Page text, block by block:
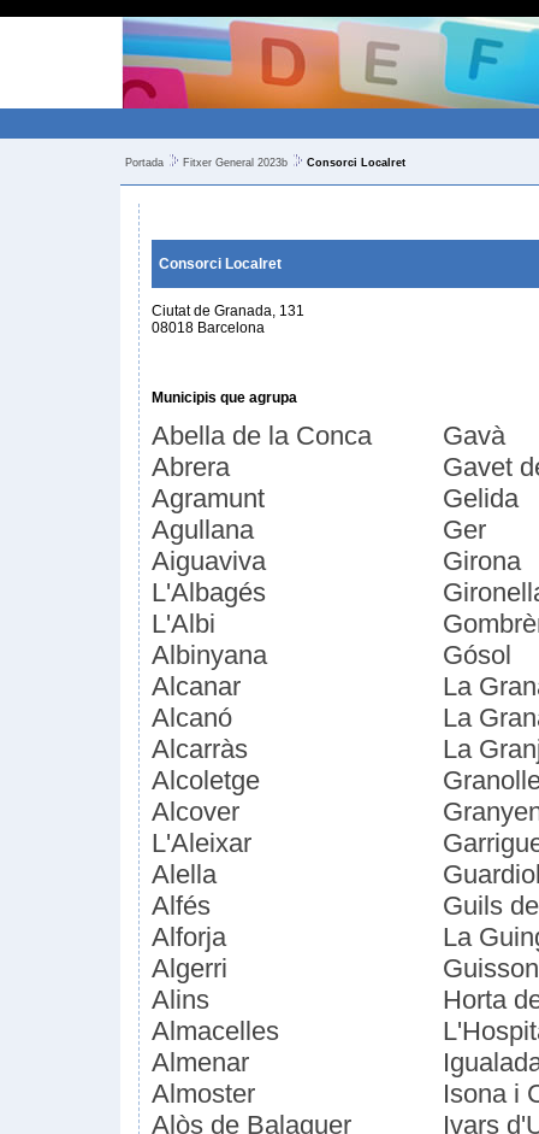
Portada Fitxer General 2023b Consorci Localret
Consorci Localret
Ciutat de Granada, 131
08018 Barcelona
Municipis que agrupa
Abella de la Conca
Abrera
Agramunt
Agullana
Aiguaviva
L'Albagés
L'Albi
Albinyana
Alcanar
Alcanó
Alcarràs
Alcoletge
Alcover
L'Aleixar
Alella
Alfés
Alforja
Algerri
Alins
Almacelles
Almenar
Almoster
Alòs de Balaguer
Gavà
Gavet
Gelida
Ger
Girona
Gósol
La
La
La
Guils
La
Horta
Isona i
Ivars